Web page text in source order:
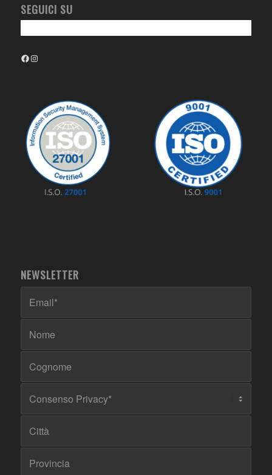
SEGUICI SU
Facebook
Instagram
NEWSLETTER